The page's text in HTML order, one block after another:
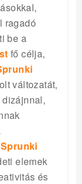
ragadó
be a
fő célja,
változatát,
Sprunki
elemek
és